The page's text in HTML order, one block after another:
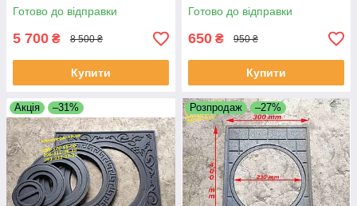
Готово до відправки
5 700 ₴ 8 500 ₴
Купити
Готово до відправки
650 ₴ 950 ₴
Купити
Акція –31% Розпродаж –27%